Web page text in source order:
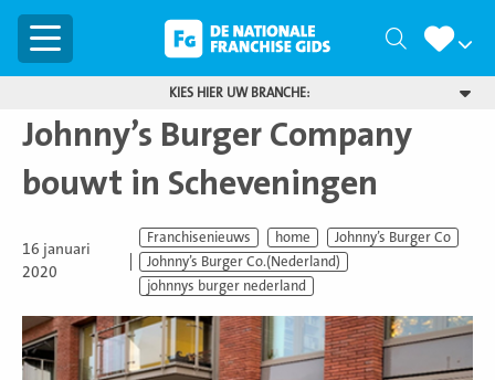
Menu Zoeken
KIES HIER UW BRANCHE:
Johnny’s Burger Company
bouwt in Scheveningen
16 januari
2020
Franchisenieuws home
Johnny’s Burger Co
Johnny’s Burger Co.(Nederland)
johnnys burger nederland